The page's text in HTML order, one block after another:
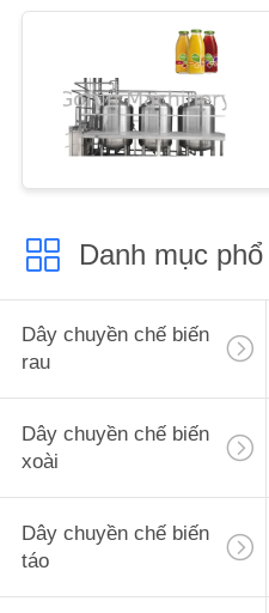
CẦU
BÁO
SƠ
ĐỒ
TRANG
WEB
CHÍNH
BẢO
MẬT
Danh mục
Dây chuyền chế biến
rau
Dây chuyền chế biến
xoài
Dây chuyền chế biến
táo